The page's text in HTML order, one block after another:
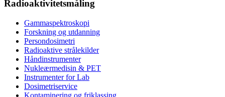
Radioaktivitetsmåling
Gammaspektroskopi
Forskning og utdanning
Persondosimetri
Radioaktive strålekilder
Håndinstrumenter
Nukleærmedisin & PET
Instrumenter for Lab
Dosimetriservice
Kontaminering og friklassing